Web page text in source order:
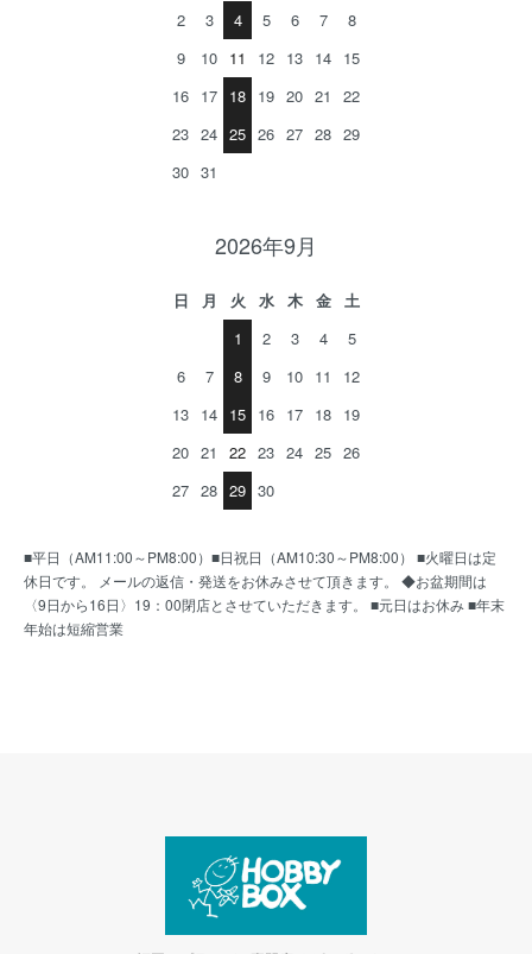
2
3 4 5 6 7
8
9
10 11 12 13 14 15
16 17 18 19 20 21
22
23 24 25 26 27 28 29
30 31
2026年9月
日 月 火 水 木 金
土
1
2 3 4
5
6
7 8 9 10 11
12
13 14 15 16 17 18 19
20 21 22 23 24 25 26
27 28 29 30
■平日（AM11:00～PM8:00）■日祝日（AM10:30～PM8:00） ■火曜日は定
休日です。 メールの返信・発送をお休みさせて頂きます。 ◆お盆期間は
〈9日から16日〉19：00閉店とさせていただきます。 ■元日はお休み ■年末
年始は短縮営業